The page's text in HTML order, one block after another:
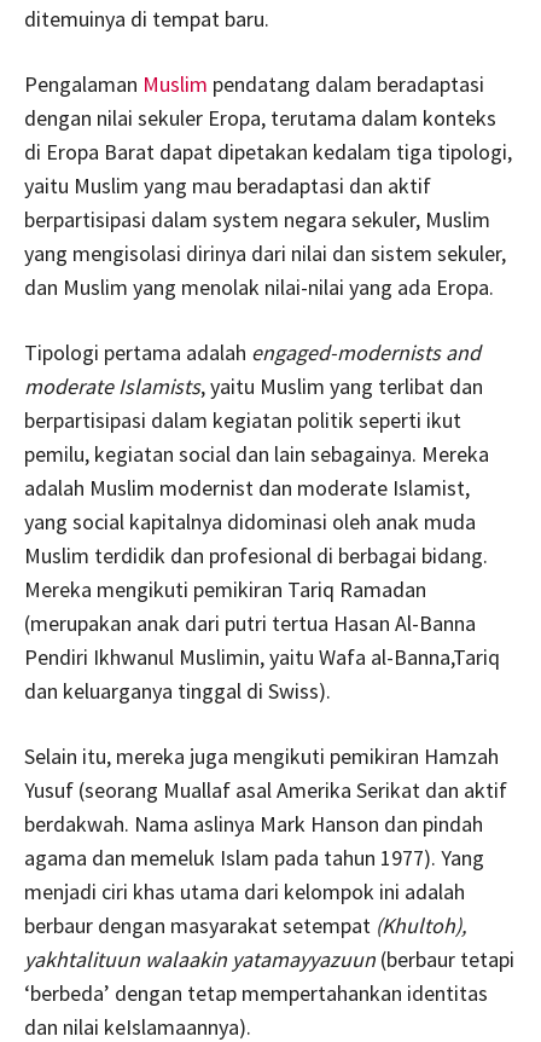
ditemuinya di tempat baru.
Pengalaman Muslim pendatang dalam beradaptasi
dengan nilai sekuler Eropa, terutama dalam konteks
di Eropa Barat dapat dipetakan kedalam tiga tipologi,
yaitu Muslim yang mau beradaptasi dan aktif
berpartisipasi dalam system negara sekuler, Muslim
yang mengisolasi dirinya dari nilai dan sistem sekuler,
dan Muslim yang menolak nilai-nilai yang ada Eropa.
Tipologi pertama adalah engaged-modernists and
moderate Islamists, yaitu Muslim yang terlibat dan
berpartisipasi dalam kegiatan politik seperti ikut
pemilu, kegiatan social dan lain sebagainya. Mereka
adalah Muslim modernist dan moderate Islamist,
yang social kapitalnya didominasi oleh anak muda
Muslim terdidik dan profesional di berbagai bidang.
Mereka mengikuti pemikiran Tariq Ramadan
(merupakan anak dari putri tertua Hasan Al-Banna
Pendiri Ikhwanul Muslimin, yaitu Wafa al-Banna,Tariq
dan keluarganya tinggal di Swiss).
Selain itu, mereka juga mengikuti pemikiran Hamzah
Yusuf (seorang Muallaf asal Amerika Serikat dan aktif
berdakwah. Nama aslinya Mark Hanson dan pindah
agama dan memeluk Islam pada tahun 1977). Yang
menjadi ciri khas utama dari kelompok ini adalah
berbaur dengan masyarakat setempat (Khultoh),
yakhtalituun walaakin yatamayyazuun (berbaur tetapi
‘berbeda’ dengan tetap mempertahankan identitas
dan nilai keIslamaannya).